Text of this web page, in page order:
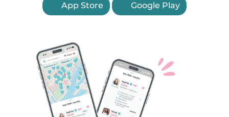
App Store Google Play